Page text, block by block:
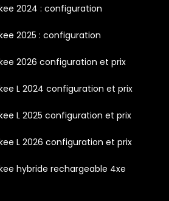
2024 : configuration
2025 : configuration
2026 configuration et prix
L 2024 configuration et prix
L 2025 configuration et prix
L 2026 configuration et prix
hybride rechargeable 4xe